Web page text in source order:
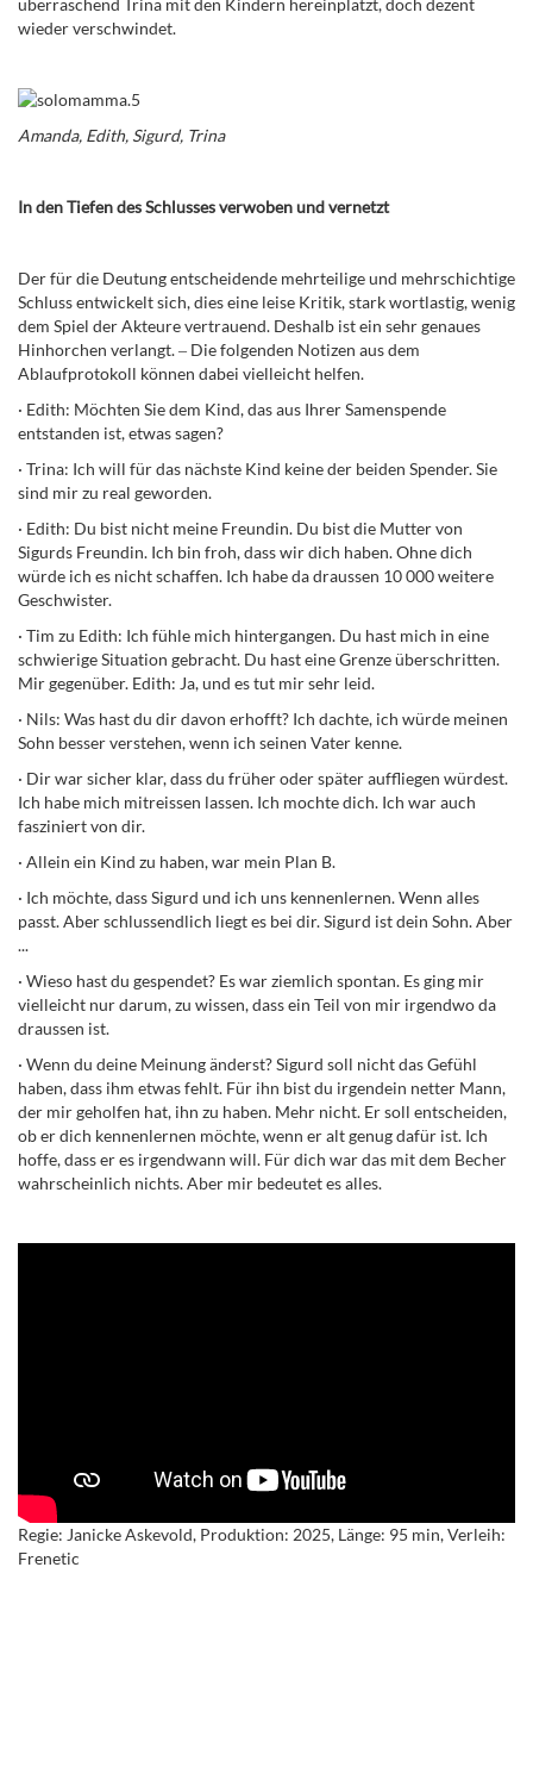
wieder verschwindet.
Amanda, Edith, Sigurd, Trina
In den Tiefen des Schlusses verwoben und vernetzt
Der für die Deutung entscheidende mehrteilige und mehrschichtige
Schluss entwickelt sich, dies eine leise Kritik, stark wortlastig, wenig
dem Spiel der Akteure vertrauend. Deshalb ist ein sehr genaues
Hinhorchen verlangt.‒ Die folgenden Notizen aus dem
Ablaufprotokoll können dabei vielleicht helfen.
· Edith: Möchten Sie dem Kind, das aus Ihrer Samenspende
entstanden ist, etwas sagen?
· Trina: Ich will für das nächste Kind keine der beiden Spender. Sie
sind mir zu real geworden.
· Edith: Du bist nicht meine Freundin. Du bist die Mutter von
Sigurds Freundin. Ich bin froh, dass wir dich haben. Ohne dich
würde ich es nicht schaffen. Ich habe da draussen 10 000 weitere
Geschwister.
· Tim zu Edith: Ich fühle mich hintergangen. Du hast mich in eine
schwierige Situation gebracht. Du hast eine Grenze überschritten.
Mir gegenüber. Edith: Ja, und es tut mir sehr leid.
· Nils: Was hast du dir davon erhofft? Ich dachte, ich würde meinen
Sohn besser verstehen, wenn ich seinen Vater kenne.
· Dir war sicher klar, dass du früher oder später auffliegen würdest.
Ich habe mich mitreissen lassen. Ich mochte dich. Ich war auch
fasziniert von dir.
· Allein ein Kind zu haben, war mein Plan B.
· Ich möchte, dass Sigurd und ich uns kennenlernen. Wenn alles
passt. Aber schlussendlich liegt es bei dir. Sigurd ist dein Sohn. Aber
...
· Wieso hast du gespendet? Es war ziemlich spontan. Es ging mir
vielleicht nur darum, zu wissen, dass ein Teil von mir irgendwo da
draussen ist.
· Wenn du deine Meinung änderst? Sigurd soll nicht das Gefühl
haben, dass ihm etwas fehlt. Für ihn bist du irgendein netter Mann,
der mir geholfen hat, ihn zu haben. Mehr nicht. Er soll entscheiden,
ob er dich kennenlernen möchte, wenn er alt genug dafür ist. Ich
hoffe, dass er es irgendwann will. Für dich war das mit dem Becher
wahrscheinlich nichts. Aber mir bedeutet es alles.
Regie: Janicke Askevold, Produktion: 2025, Länge: 95 min, Verleih:
Frenetic